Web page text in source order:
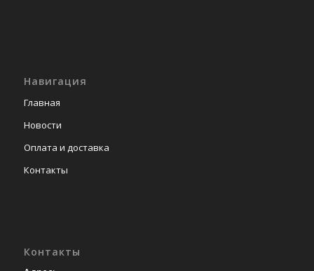
Навигация
Главная
Новости
Оплата и доставка
Контакты
Контакты